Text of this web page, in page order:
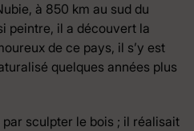
à 850 km au sud du
peintre, il a découvert la
de ce pays, il s’y est
quelques années plus
sculpter le bois ; il réalisait